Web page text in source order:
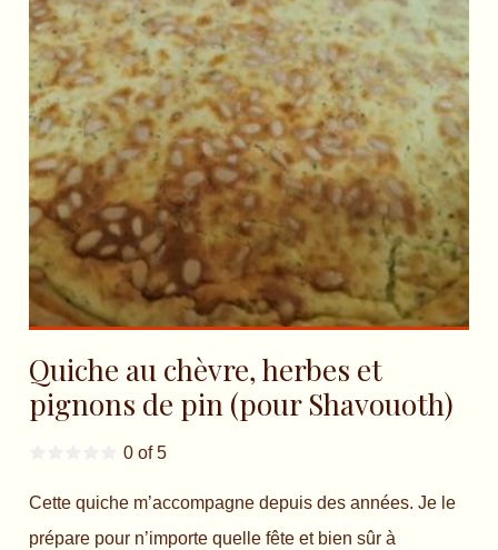
Quiche au chèvre, herbes et
pignons de pin (pour Shavouoth)
0 of 5
Cette quiche m’accompagne depuis des années. Je le
prépare pour n’importe quelle fête et bien sûr à